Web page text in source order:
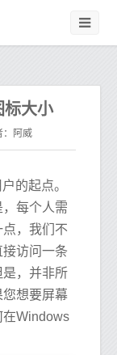
大小
阿威
的起点。
每个人需
，我们不
访问一条
，并非所
想要屏幕
在Windows